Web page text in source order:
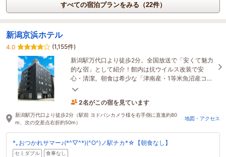
すべての宿泊プランをみる（22件）
新潟京浜ホテル
4.0
(1,155件)
新潟駅万代口より徒歩2分。全国放送で「安くて魅力
的な宿」として紹介！館内は抗ウイルス改装で安
心・清潔。朝食は希少な「津南産・1等米魚沼産コシ
ヒカリ」を。極上の新潟ステイを、驚きのコスパで
2名がこの宿を見ています
58分前に予約されました
新潟駅万代口より徒歩2分（駅前 ヨドバシカメラ様を右手側に直進約80
m、次の交差点右折約50m）
地図・アクセス
*｡おつかれサマー♪(*^▽^*)(^O^)ノ駅チカ*☆【朝食なし】
セミダブル 食事なし